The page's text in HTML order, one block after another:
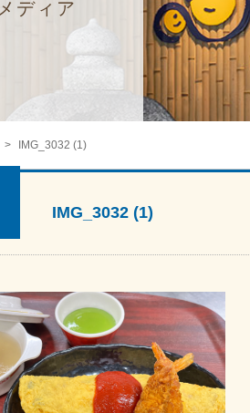
IMG_3032 (1)
IMG_3032 (1)